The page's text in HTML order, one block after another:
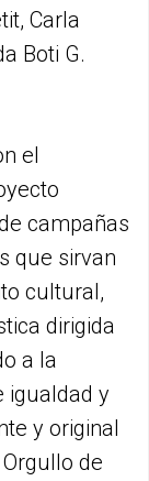
Carla
Boti G.
el
campañas
que sirvan
cultural,
dirigida
a la
igualdad y
y original
de